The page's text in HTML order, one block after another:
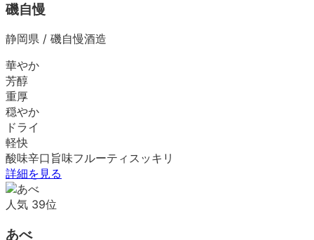
磯自慢
静岡県 / 磯自慢酒造
華やか
芳醇
重厚
穏やか
ドライ
軽快
酸味辛口 旨味フルーティ スッキリ
詳細を見る
人気 39位
あべ